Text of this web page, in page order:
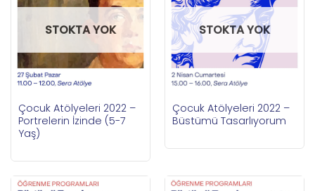
STOKTA YOK
Çocuk Atölyeleri 2022 –
Portrelerin İzinde (5-7
Yaş)
STOKTA YOK
Çocuk Atölyeleri 2022 –
Büstümü Tasarlıyorum